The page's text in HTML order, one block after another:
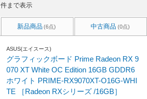
件まで表示
新品商品 (6点) 中古商品 (0点)
ASUS(エイスース)
グラフィックボード Prime Radeon RX 9
070 XT White OC Edition 16GB GDDR6
ホワイト PRIME-RX9070XT-O16G-WHI
TE ［Radeon RXシリーズ /16GB］